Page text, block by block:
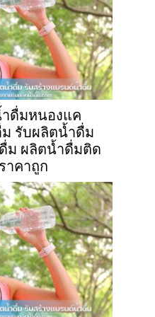
ดื่มหนองแค
รับผลิตน้ำดื่ม
ม ผลิตน้ำดื่มติด
คาถูก